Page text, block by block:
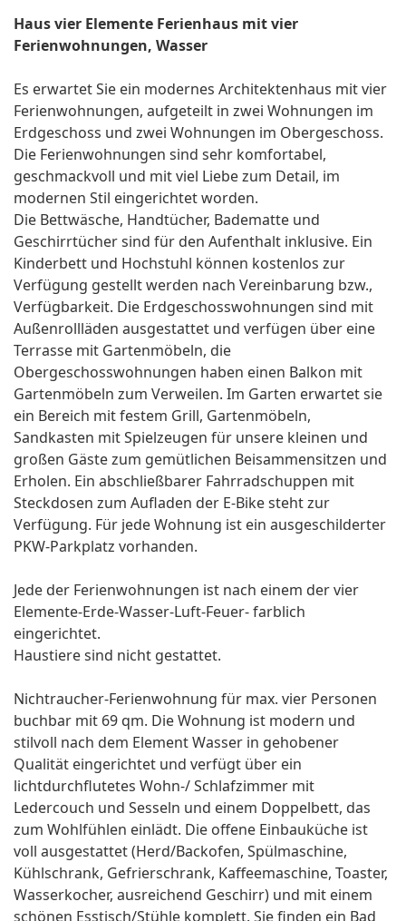
Haus vier Elemente Ferienhaus mit vier
Ferienwohnungen, Wasser
Es erwartet Sie ein modernes Architektenhaus mit vier
Ferienwohnungen, aufgeteilt in zwei Wohnungen im
Erdgeschoss und zwei Wohnungen im Obergeschoss.
Die Ferienwohnungen sind sehr komfortabel,
geschmackvoll und mit viel Liebe zum Detail, im
modernen Stil eingerichtet worden.
Die Bettwäsche, Handtücher, Badematte und
Geschirrtücher sind für den Aufenthalt inklusive. Ein
Kinderbett und Hochstuhl können kostenlos zur
Verfügung gestellt werden nach Vereinbarung bzw.,
Verfügbarkeit. Die Erdgeschosswohnungen sind mit
Außenrollläden ausgestattet und verfügen über eine
Terrasse mit Gartenmöbeln, die
Obergeschosswohnungen haben einen Balkon mit
Gartenmöbeln zum Verweilen. Im Garten erwartet sie
ein Bereich mit festem Grill, Gartenmöbeln,
Sandkasten mit Spielzeugen für unsere kleinen und
großen Gäste zum gemütlichen Beisammensitzen und
Erholen. Ein abschließbarer Fahrradschuppen mit
Steckdosen zum Aufladen der E-Bike steht zur
Verfügung. Für jede Wohnung ist ein ausgeschilderter
PKW-Parkplatz vorhanden.
Jede der Ferienwohnungen ist nach einem der vier
Elemente-Erde-Wasser-Luft-Feuer- farblich
eingerichtet.
Haustiere sind nicht gestattet.
Nichtraucher-Ferienwohnung für max. vier Personen
buchbar mit 69 qm. Die Wohnung ist modern und
stilvoll nach dem Element Wasser in gehobener
Qualität eingerichtet und verfügt über ein
lichtdurchflutetes Wohn-/ Schlafzimmer mit
Ledercouch und Sesseln und einem Doppelbett, das
zum Wohlfühlen einlädt. Die offene Einbauküche ist
voll ausgestattet (Herd/Backofen, Spülmaschine,
Kühlschrank, Gefrierschrank, Kaffeemaschine, Toaster,
Wasserkocher, ausreichend Geschirr) und mit einem
schönen Esstisch/Stühle komplett. Sie finden ein Bad